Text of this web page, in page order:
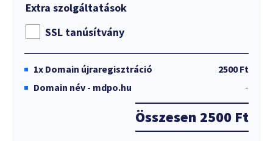
Extra szolgáltatások
SSL tanúsítvány
1x Domain újraregisztráció
2500 Ft
Domain név - mdpo.hu
-
Összesen 2500 Ft